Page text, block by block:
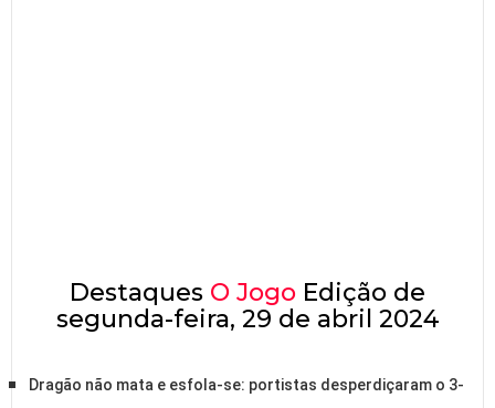
Destaques O Jogo Edição de
segunda-feira, 29 de abril 2024
Dragão não mata e esfola-se: portistas desperdiçaram o 3-